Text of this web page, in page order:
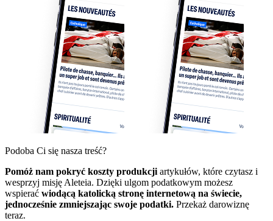
Podoba Ci się nasza treść?
Pomóż nam pokryć koszty produkcji artykułów, które czytasz i
wesprzyj misję Aleteia. Dzięki ulgom podatkowym możesz
wspierać wiodącą katolicką stronę internetową na świecie,
jednocześnie zmniejszając swoje podatki. Przekaż darowiznę
teraz.